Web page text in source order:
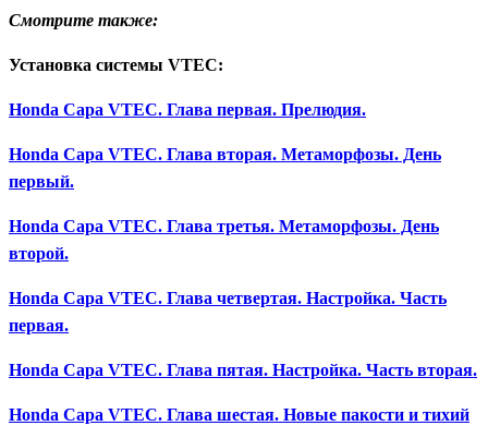
Смотрите также:
Установка системы VTEC:
Honda Capa VTEC. Глава первая. Прелюдия.
Honda Capa VTEC. Глава вторая. Метаморфозы. День
первый.
Honda Capa VTEC. Глава третья. Метаморфозы. День
второй.
Honda Capa VTEC. Глава четвертая. Настройка. Часть
первая.
Honda Capa VTEC. Глава пятая. Настройка. Часть вторая.
Honda Capa VTEC. Глава шестая. Новые пакости и тихий